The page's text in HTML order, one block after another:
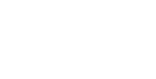
なので初めての方におすすめで